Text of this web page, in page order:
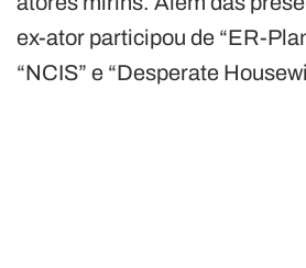
ex-ator participou de “ER-
“NCIS” e “Desperate